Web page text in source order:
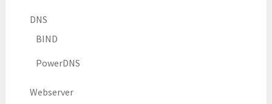
DNS
BIND
PowerDNS
Webserver